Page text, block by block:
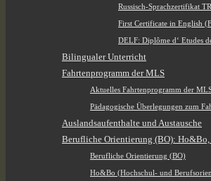
Russisch-Sprachzertifikat
First Certificate in English
DELF: Diplôme d‘ Etudes
Bilingualer Unterricht
Fahrtenprogramm der MLS
Aktuelles Fahrtenprogramm der
Pädagogische Überlegungen zum
Auslandsaufenthalte und Austausche
Berufliche Orientierung (BO):
Berufliche Orientierung (BO)
Ho&Bo (Hochschul- und